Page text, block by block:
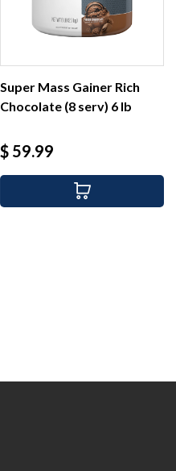
Super Mass Gainer Rich
Chocolate (8 serv) 6 lb
Precio
$ 59.99